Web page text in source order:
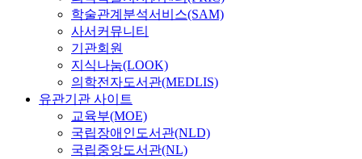
학술관계분석서비스(SAM)
사서커뮤니티
기관회원
지식나눔(LOOK)
의학전자도서관(MEDLIS)
유관기관 사이트
교육부(MOE)
국립장애인도서관(NLD)
국립중앙도서관(NL)